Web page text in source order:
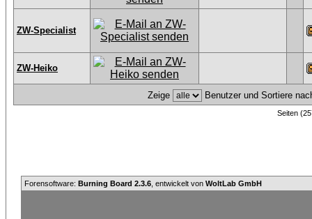
ZW-Specialist
ZW-Heiko
Zeige Benutzer und Sortiere
Seiten
Forensoftware: Burning Board 2.3.6 , entwickelt von WoltLab GmbH